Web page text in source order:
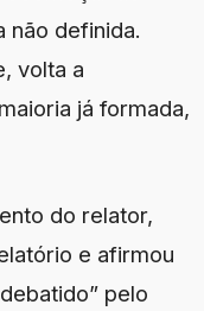
não definida.
volta a
já formada,
do relator,
e afirmou
pelo